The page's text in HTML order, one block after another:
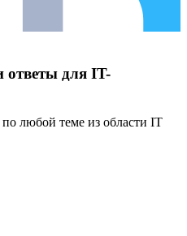
для IT-
любой теме из области IT